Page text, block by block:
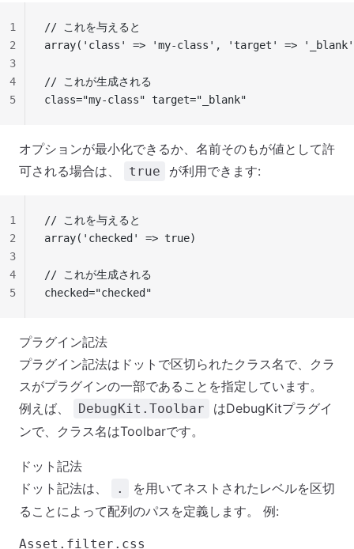
// これを与えると
array('class' => 'my-class', 'target' =>
// これが生成される
class="my-class" target="_blank"
1
2
3
4
5
オプションが最小化できるか、名前そのもが値として許
可される場合は、
true が利用できます:
// これを与えると
array('checked' => true)
// これが生成される
checked="checked"
1
2
3
4
5
プラグイン記法
プラグイン記法はドットで区切られたクラス名で、クラ
スがプラグインの一部であることを指定しています。
例えば、
DebugKit.Toolbar
はDebugKitプラグイ
ンで、クラス名はToolbarです。
ドット記法
ドット記法は、
.
を用いてネストされたレベルを区切
ることによって配列のパスを定義します。 例: